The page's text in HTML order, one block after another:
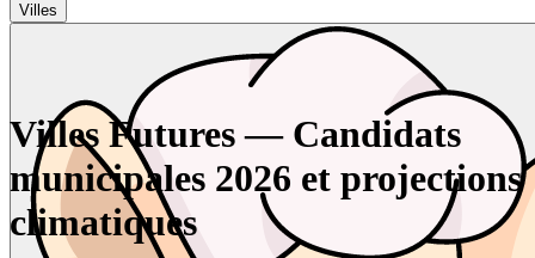
Villes
Villes Futures — Candidats
municipales 2026 et projections
climatiques